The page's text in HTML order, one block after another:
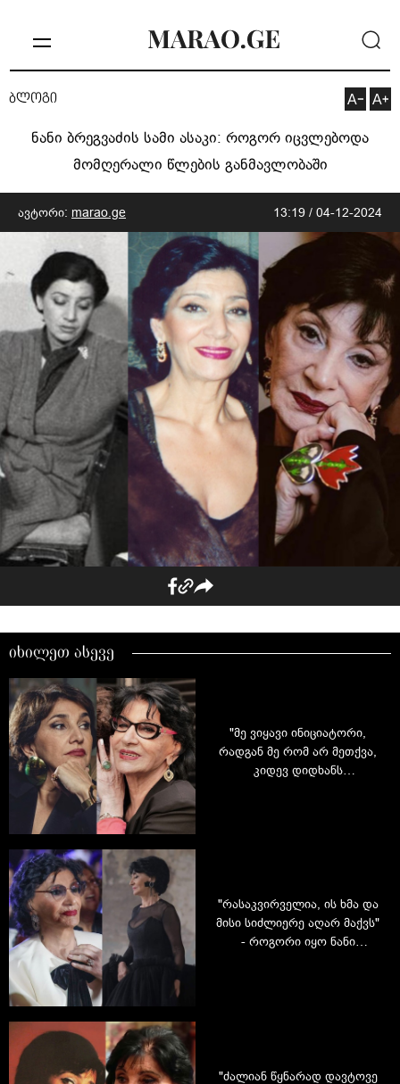
ბლოგი
ნანი ბრეგვაძის სამი ასაკი: როგორ იცვლებოდა
მომღერალი წლების განმავლობაში
ავტორი: marao.ge 13:19 / 04-12-2024
იხილეთ ასევე
"მე ვიყავი ინიციატორი,
რადგან მე რომ არ მეთქვა,
კიდევ დიდხანს
"რასაკვირველია, ის ხმა და
მისი სიძლიერე აღარ მაქვს"
- როგორი იყო ნანი
"ძალიან წყნარად დავტოვე